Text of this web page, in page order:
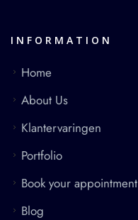
INFORMATION
Home
About Us
Klantervaringen
Portfolio
Book your appointment
Blog